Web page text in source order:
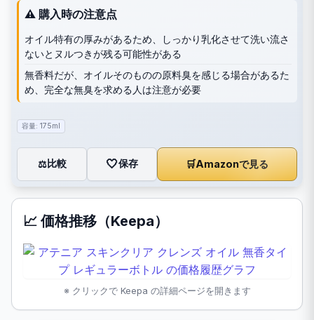
⚠️ 購入時の注意点
オイル特有の厚みがあるため、しっかり乳化させて洗い流さ
ないとヌルつきが残る可能性がある
無香料だが、オイルそのものの原料臭を感じる場合があるた
め、完全な無臭を求める人は注意が必要
容量: 175ml
⚖️比較 🤍保存 🛒Amazonで見る
📈 価格推移（Keepa）
※ クリックで Keepa の詳細ページを開きます